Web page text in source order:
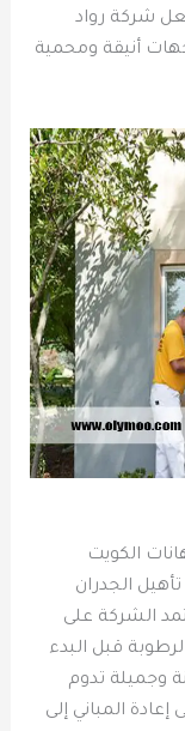
شركة رواد
أنيقة ومحمية
الكويت
الجدران
الشركة على
قبل البدء
وجميلة تدوم
المباني إلى